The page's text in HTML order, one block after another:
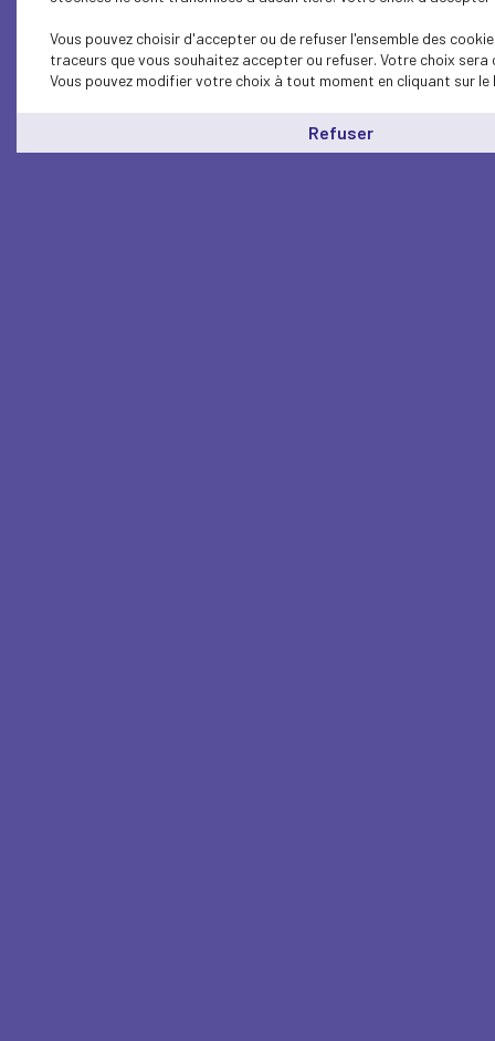
Vous pouvez choisir d'accepter ou de refuser l'ensemble des
traceurs que vous souhaitez accepter ou refuser. Votre choix
Vous pouvez modifier votre choix à tout moment en cliquant sur le
Refuser